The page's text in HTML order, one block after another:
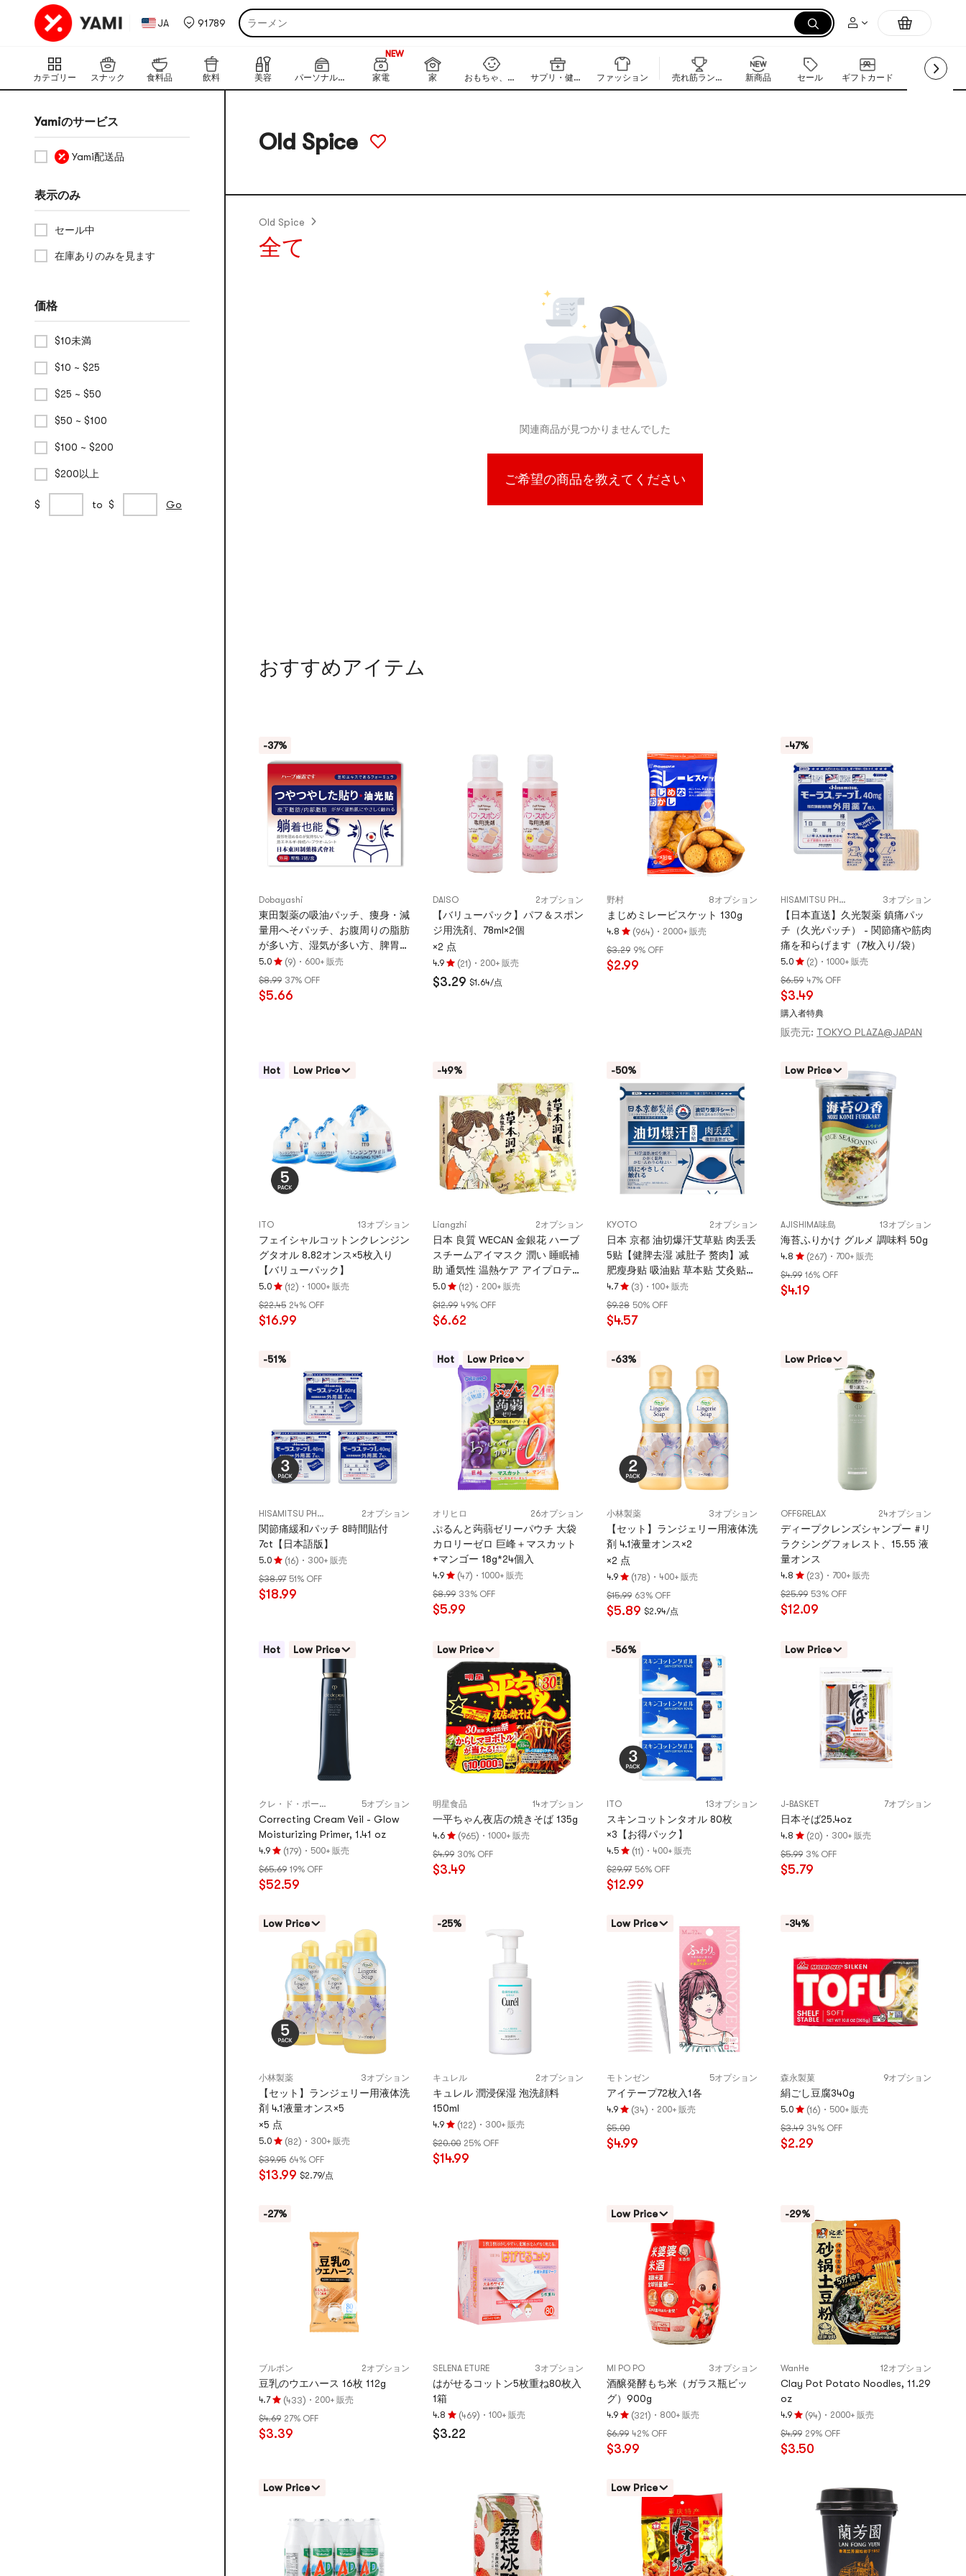
JA 91789
ラーメン
もち
福袋
のり
カテゴリー スナック 食料品 飲料 美容 パーソナルケア 家電
180+
NEW
家
おもちゃ、キッズ、ベビー サプリ・健康食品 ファッション 売れ筋ランキング 新商品 セール ギフトカード 抹茶
Yamiのサービス
Yami配送品
表示のみ
セール中
在庫ありのみを見ます
価格
$10未満
$10 ~ $25
$25 ~ $50
$50 ~ $100
$100 ~ $200
$200以上
カ
$
price
to $
price
Go
Old Spice
Old Spice
全て
関連商品が見つかりませんでした
ご希望の商品を教えてください
おすすめアイテム
-37%
Dobayashi
東田製薬の吸油パッチ、痩身・減
量用へそパッチ、お腹周りの脂肪
が多い方、湿気が多い方、脾胃が
弱い方に最適【セレブ御用達】ハ
ーブ吸油パッチ 7枚入り/箱
5.0
評
価
5.0
星
(9) · 600+ 販売
$8.99 37% OFF
$5.66
DAISO 2オプション
【バリューパック】パフ＆スポン
ジ用洗剤、78ml×2個
×2 点
4.9
評
価
星
点
(21) · 200+ 販売
$3.29 $1.64/点
野村 8オプション
まじめミレービスケット 130g
4.8
評
価
4.8
点
(964) · 2000+ 販売
$3.29 9% OFF
$2.99
-47%
HISAMITSU PHARMACEUTICAL 3オプション
【日本直送】久光製薬 鎮痛パッ
チ（久光パッチ） - 関節痛や筋肉
痛を和らげます（7枚入り/袋）
5.0
評
価
5.0
つ
星、
星
(2) · 1000+ 販売
$6.59 47% OFF
$3.49
購入者特典
販売元: TOKYO PLAZA@JAPAN
Hot Low Price
ITO 13オプション
フェイシャルコットンクレンジン
グタオル 8.82オンス×5枚入り
【バリューパック】
5.0
評
価
5.0
星、
(12) · 1000+ 販売
$22.45 24% OFF
$16.99
-49%
Liangzhi 2オプション
日本 良質 WECAN 金銀花 ハーブ
スチームアイマスク 潤い 睡眠補
助 通気性 温熱ケア アイプロテク
ション 疲労軽減 クマ改善 遅延暖
房パッチ 10枚入 ブランド委託中
国Wecan生産
5.0
評
価
5.0
星、
(12) · 200+ 販売
$12.99 49% OFF
$6.62
-50%
KYOTO 2オプション
日本 京都 油切爆汗艾草贴 肉丢丢
5贴【健脾去湿 减肚子 赘肉】减
肥瘦身贴 吸油贴 草本贴 艾灸贴
腹部暖贴 腹部肥胖 湿气重 去湿
草本肚子去油 新年养生瘦身 中国
生产
4.7
評
価
4.7
星、
(3) · 100+ 販売
$9.28 50% OFF
$4.57
Low Price
AJISHIMA味島 13オプション
海苔ふりかけ グルメ 調味料 50g
4.8
評
価
4.8
つ
(267) · 700+ 販売
$4.99 16% OFF
$4.19
-51%
HISAMITSU PHARMACEUTICAL 2オプション
関節痛緩和パッチ 8時間貼付
7ct【日本語版】
5.0
評
価
5.0
つ
(16) · 300+ 販売
$38.97 51% OFF
$18.99
Hot Low Price
オリヒロ 26オプション
ぷるんと蒟蒻ゼリーパウチ 大袋
カロリーゼロ 巨峰＋マスカット
+マンゴー 18g*24個入
4.9
評
価
4.9
(47) · 1000+ 販売
$8.99 33% OFF
$5.99
-63%
小林製薬 3オプション
【セット】ランジェリー用液体洗
剤 4.1液量オンス×2
×2 点
4.9
評
価
4.9
星、
(178) · 400+ 販売
$15.99 63% OFF
$5.89 $2.94/点
Low Price
OFF&RELAX 24オプション
ディープクレンズシャンプー #リ
ラクシングフォレスト、15.55 液
量オンス
4.8
評
価
4.8
(23) · 700+ 販売
$25.99 53% OFF
$12.09
Hot Low Price
クレ・ド・ポー ボーテ 5オプション
Correcting Cream Veil - Glow
Moisturizing Primer, 1.41 oz
4.9
評
価
4.9
星、
(179) · 500+ 販売
$65.69 19% OFF
$52.59
Low Price
明星食品 14オプション
一平ちゃん夜店の焼きそば 135g
4.6
評
価
4.6
(965) · 1000+ 販売
$4.99 30% OFF
$3.49
-56%
ITO 13オプション
スキンコットンタオル 80枚
×3【お得パック】
4.5
評
価
4.5
星、
(11) · 400+ 販売
$29.97 56% OFF
$12.99
Low Price
J-BASKET 7オプション
日本そば25.4oz
4.8
評
価
4.8
(20) · 300+ 販売
$5.99 3% OFF
$5.79
Low Price
小林製薬 3オプション
【セット】ランジェリー用液体洗
剤 4.1液量オンス×5
×5 点
5.0
評
価
5.0
星、
(82) · 300+ 販売
$39.95 64% OFF
$13.99 $2.79/点
-25%
キュレル 2オプション
キュレル 潤浸保湿 泡洗顔料
150ml
4.9
評
価
4.9
(122) · 300+ 販売
$20.00 25% OFF
$14.99
Low Price
モトンゼン 5オプション
アイテープ72枚入1各
4.9
評
価
4.9
星
(34) · 200+ 販売
$5.00
$4.99
-34%
森永製菓 9オプション
絹ごし豆腐340g
5.0
評
価
5.0
(16) · 500+ 販売
$3.49 34% OFF
$2.29
-27%
ブルボン 2オプション
豆乳のウエハース 16枚 112g
4.7
評
価
4.7
(433) · 200+ 販売
$4.69 27% OFF
$3.39
SELENA ETURE 3オプション
はがせるコットン5枚重ね80枚入
1箱
4.8
評
価
(469) · 100+ 販売
$3.22
Low Price
MI PO PO 3オプション
酒醸発酵もち米（ガラス瓶ビッ
グ）900g
4.9
評
価
4.9
星、
(321) · 800+ 販売
$6.99 42% OFF
$3.99
-29%
WanHe 12オプション
Clay Pot Potato Noodles, 11.29
oz
4.9
評
価
4.9
(94) · 2000+ 販売
$4.99 29% OFF
$3.50
Low Price Low Price